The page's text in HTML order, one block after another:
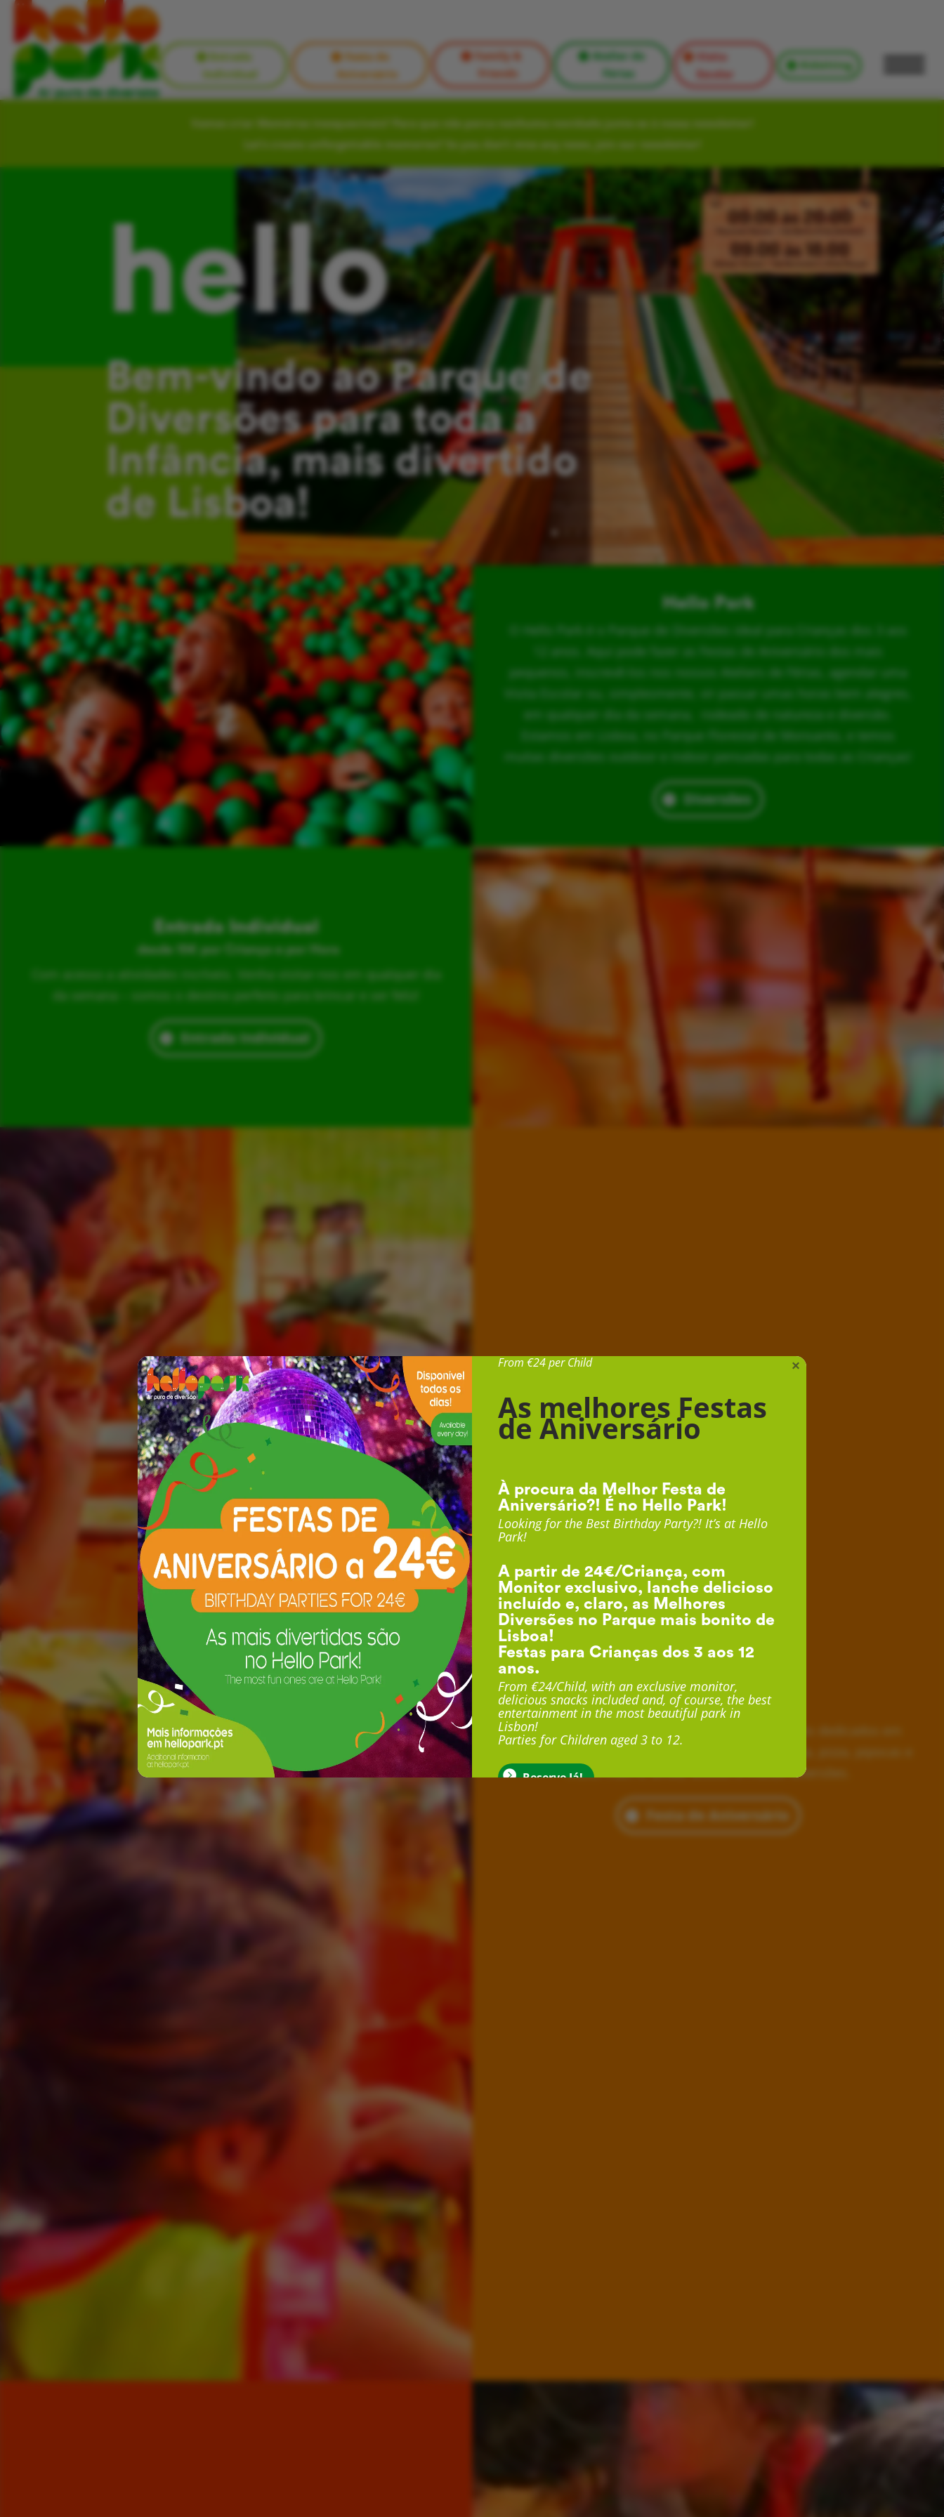
Entrada
Individual
Festa de
Aniversário
Family &
Friends
Atelier de
Férias
Visita
Escolar
Kidsitting
Vamos criar Memórias inesquecíveis? Para que não perca nenhuma novidade junte-se à nossa newsletter!
Let’s create unforgettable memories? So you don’t miss any news, join our newsletter!
hello
Bem-vindo ao Parque de
Diversões para toda a
Infância, mais divertido
de Lisboa!
Hello Park
O Hello Park é o Parque de Diversões ideal para Crianças dos 3 aos
12 anos. Aqui pode fazer as Festas de Aniversário dos mais
pequenos, inscrevê-los nos nossos Ateliers de Férias, agendar uma
Visita Escolar ou, simplesmente, vir passar umas horas bem alegres,
em qualquer dia da semana, rodeado de natureza e diversão.
Estamos em Lisboa, no Parque Florestal de Monsanto, e temos
muitas diversões outdoor e indoor pensadas para todas as Crianças!
Diversões
Entrada Individual
desde 15€ por Criança e por Hora
Com acesso a atividades incríveis. Venha visitar-nos em qualquer dia
da semana – somos o destino perfeito para brincar e ser feliz!
Entrada Individual
Festa de Aniversário
desde 24€ por Criança
Com duração até 3 horas inesquecíveis, monitores dedicados em
exclusivo, sala exclusiva, lanche delicioso com fruta, pizza, pipocas e
muito mais e, ainda, acesso a muitas diversões.
Festa de Aniversário
From €24 per Child
As melhores Festas
de Aniversário
À procura da Melhor Festa de
Aniversário?! É no Hello Park!
Looking for the Best Birthday Party?! It’s at Hello
Park!
A partir de 24€/Criança, com
Monitor exclusivo, lanche delicioso
incluído e, claro, as Melhores
Diversões no Parque mais bonito de
Lisboa!
Festas para Crianças dos 3 aos 12
anos.
From €24/Child, with an exclusive monitor,
delicious snacks included and, of course, the best
entertainment in the most beautiful park in
Lisbon!
Parties for Children aged 3 to 12.
Reserve Já!
×